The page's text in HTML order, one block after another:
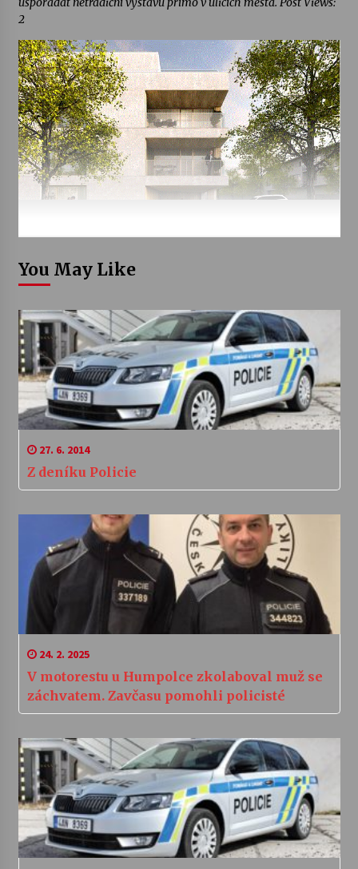
2
You May Like
27. 6. 2014
Z deníku Policie
24. 2. 2025
V motorestu u Humpolce zkolaboval muž se
záchvatem. Zavčasu pomohli policisté